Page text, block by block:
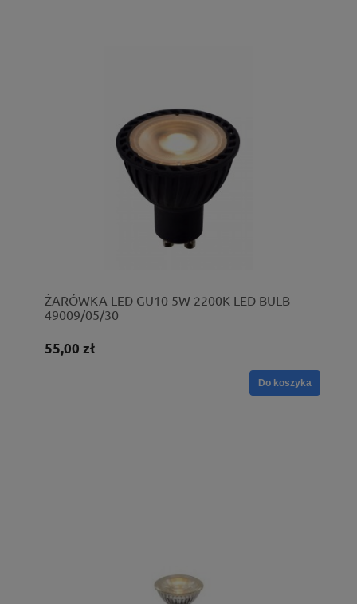
ŻARÓWKA LED GU10 5W 2200K LED BULB
49009/05/30
55,00 zł
Do koszyka